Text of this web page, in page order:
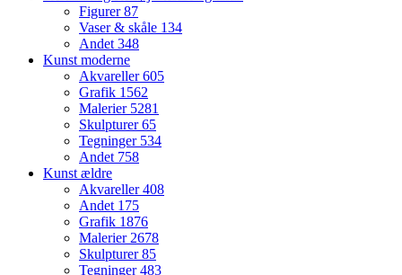
Figurer87
Vaser & skåle 134
Andet 348
Kunst moderne
Akvareller605
Grafik 1562
Malerier 5281
Skulpturer65
Tegninger 534
Andet 758
Kunst ældre
Akvareller408
Andet 175
Grafik 1876
Malerier 2678
Skulpturer85
Tegninger483